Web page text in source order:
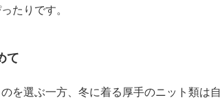
たりです。
て
を選ぶ一方、冬に着る厚手のニット類は自